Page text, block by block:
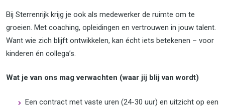
Bij Sterrenrijk krijg je ook als medewerker de ruimte om te
groeien. Met coaching, opleidingen en vertrouwen in jouw talent.
Want wie zich blijft ontwikkelen, kan écht iets betekenen – voor
kinderen én collega’s.
Wat je van ons mag verwachten (waar jij blij van wordt)
Een contract met vaste uren (24-30 uur) en uitzicht op een